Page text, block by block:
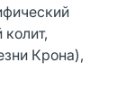
Крона),